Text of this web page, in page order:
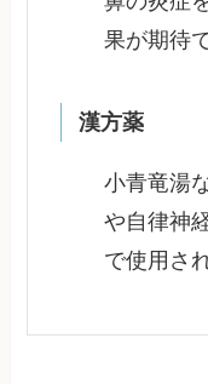
果が期待
漢方薬
小青竜湯
や自律神
で使用さ